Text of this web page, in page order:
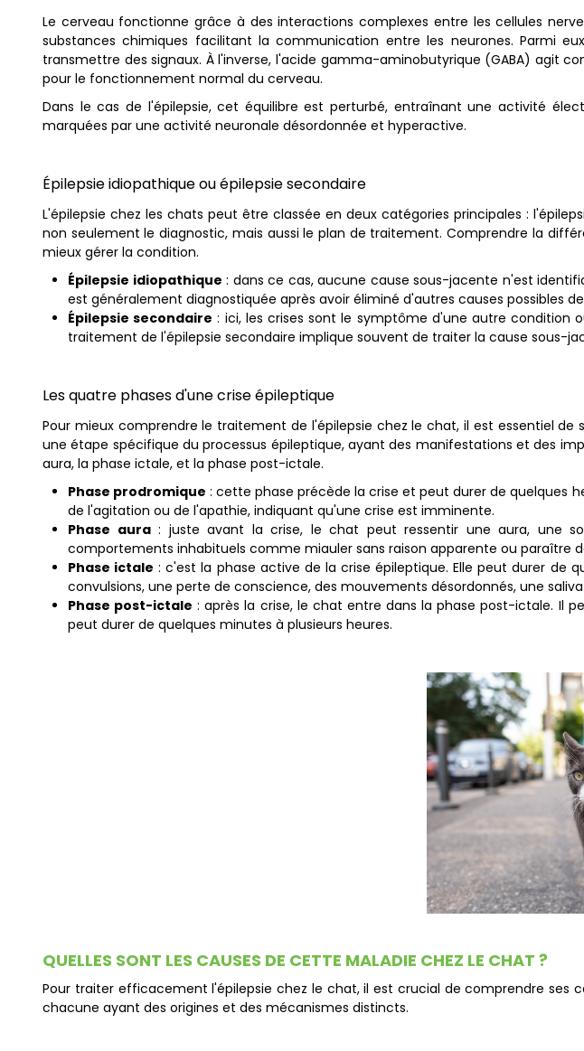
Le cerveau fonctionne grâce à des interactions complexes entre les cellules
substances chimiques facilitant la communication entre les neurones. Parmi
transmettre des signaux. À l'inverse, l'acide gamma-aminobutyrique (GABA) agit
pour le fonctionnement normal du cerveau.
Dans le cas de l'épilepsie, cet équilibre est perturbé, entraînant une activité
marquées par une activité neuronale désordonnée et hyperactive.
Épilepsie idiopathique ou épilepsie secondaire
L'épilepsie chez les chats peut être classée en deux catégories principales :
non seulement le diagnostic, mais aussi le plan de traitement. Comprendre la
mieux gérer la condition.
Épilepsie idiopathique : dans ce cas, aucune cause sous-jacente n'est
est généralement diagnostiquée après avoir éliminé d'autres causes possibles
Épilepsie secondaire : ici, les crises sont le symptôme d'une autre condition
traitement de l'épilepsie secondaire implique souvent de traiter la cause sous-
Les quatre phases d'une crise épileptique
Pour mieux comprendre le traitement de l'épilepsie chez le chat, il est essentiel
une étape spécifique du processus épileptique, ayant des manifestations et des
aura, la phase ictale, et la phase post-ictale.
Phase prodromique : cette phase précède la crise et peut durer de quelques
de l'agitation ou de l'apathie, indiquant qu'une crise est imminente.
Phase aura: juste avant la crise, le chat peut ressentir une aura, une
comportements inhabituels comme miauler sans raison apparente ou paraître
Phase ictale : c'est la phase active de la crise épileptique. Elle peut durer de
convulsions, une perte de conscience, des mouvements désordonnés, une
Phase post-ictale : après la crise, le chat entre dans la phase post-ictale. Il
peut durer de quelques minutes à plusieurs heures.
QUELLES SONT LES CAUSES DE CETTE MALADIE CHEZ LE CHAT ?
Pour traiter efficacement l'épilepsie chez le chat, il est crucial de comprendre ses
chacune ayant des origines et des mécanismes distincts.